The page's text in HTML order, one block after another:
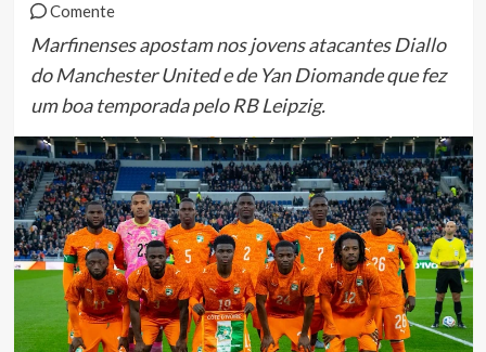
Comente
Marfinenses apostam nos jovens atacantes Diallo
do Manchester United e de Yan Diomande que fez
um boa temporada pelo RB Leipzig.